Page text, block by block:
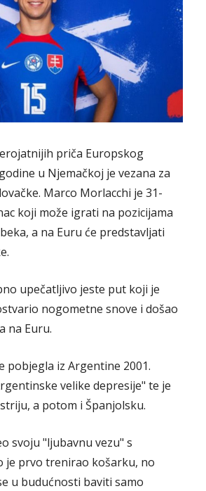
priča Europskog
u Njemačkoj je vezana za
Marco Morlacchi je 31-
koji može igrati na pozicijama
a na Euru će predstavljati
upečatljivo jeste put koji je
nogometne snove i došao
na Euru.
pobjegla iz Argentine 2001.
velike depresije" te je
a potom i Španjolsku.
svoju "ljubavnu vezu" s
je prvo trenirao košarku, no
u budućnosti baviti samo